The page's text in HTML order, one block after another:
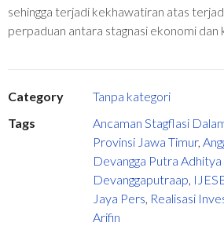
sehingga terjadi kekhawatiran atas
perpaduan antara stagnasi ekonomi dan
Category
Tanpa kategori
Tags
Ancaman Stagflasi
Provinsi Jawa Timur,
Devangga Putra
Devanggaputraap
Jaya Pers Realisasi
Arifin